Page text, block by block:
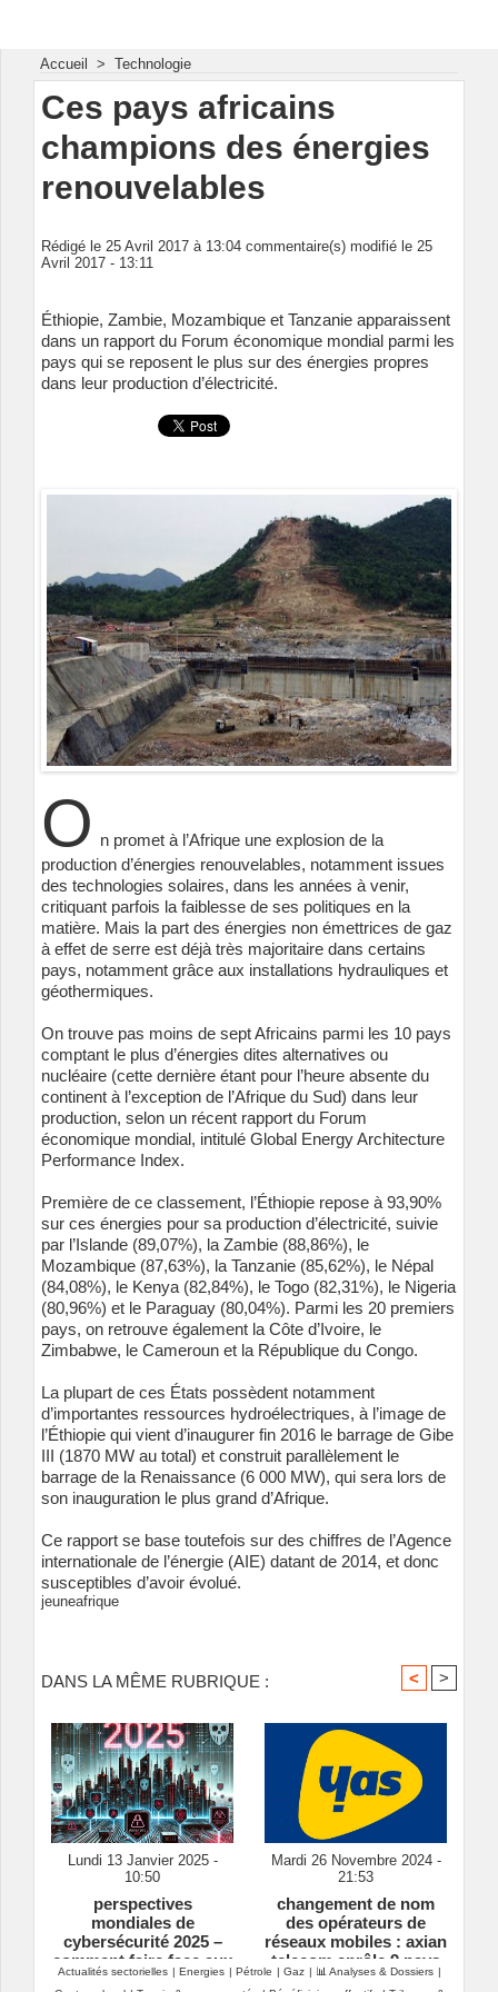
Accueil > Technologie
Ces pays africains
champions des énergies
renouvelables
Rédigé le 25 Avril 2017 à 13:04 commentaire(s) modifié le 25
Avril 2017 - 13:11
Éthiopie, Zambie, Mozambique et Tanzanie apparaissent
dans un rapport du Forum économique mondial parmi les
pays qui se reposent le plus sur des énergies propres
dans leur production d’électricité.
O n promet à l’Afrique une explosion de la
production d’énergies renouvelables, notamment issues
des technologies solaires, dans les années à venir,
critiquant parfois la faiblesse de ses politiques en la
matière. Mais la part des énergies non émettrices de gaz
à effet de serre est déjà très majoritaire dans certains
pays, notamment grâce aux installations hydrauliques et
géothermiques.
On trouve pas moins de sept Africains parmi les 10 pays
comptant le plus d’énergies dites alternatives ou
nucléaire (cette dernière étant pour l’heure absente du
continent à l’exception de l’Afrique du Sud) dans leur
production, selon un récent rapport du Forum
économique mondial, intitulé Global Energy Architecture
Performance Index.
Première de ce classement, l’Éthiopie repose à 93,90%
sur ces énergies pour sa production d’électricité, suivie
par l’Islande (89,07%), la Zambie (88,86%), le
Mozambique (87,63%), la Tanzanie (85,62%), le Népal
(84,08%), le Kenya (82,84%), le Togo (82,31%), le Nigeria
(80,96%) et le Paraguay (80,04%). Parmi les 20 premiers
pays, on retrouve également la Côte d’Ivoire, le
Zimbabwe, le Cameroun et la République du Congo.
La plupart de ces États possèdent notamment
d’importantes ressources hydroélectriques, à l’image de
l’Éthiopie qui vient d’inaugurer fin 2016 le barrage de Gibe
III (1870 MW au total) et construit parallèlement le
barrage de la Renaissance (6 000 MW), qui sera lors de
son inauguration le plus grand d’Afrique.
Ce rapport se base toutefois sur des chiffres de l’Agence
internationale de l’énergie (AIE) datant de 2014, et donc
susceptibles d’avoir évolué.
jeuneafrique
DANS LA MÊME RUBRIQUE : < >
Lundi 13 Janvier 2025 -
10:50
perspectives
mondiales de
cybersécurité 2025 –
comment faire face aux
complexités
Mardi 26 Novembre 2024 -
21:53
changement de nom
des opérateurs de
réseaux mobiles : axian
telecom enrôle 9 pays
dont le sénégal sous
Actualités sectorielles | Energies | Pétrole | Gaz | 📊 Analyses & Dossiers |